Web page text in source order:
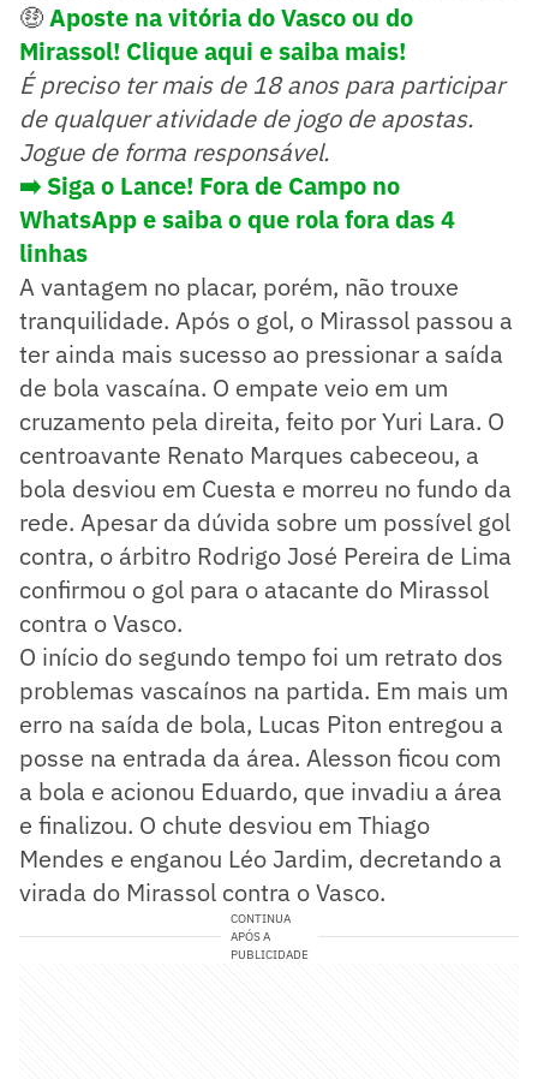
🤑Aposte na vitória do Vasco ou do
Mirassol! Clique aqui e saiba mais!
É preciso ter mais de 18 anos para participar
de qualquer atividade de jogo de apostas.
Jogue de forma responsável.
➡️ Siga o Lance! Fora de Campo no
WhatsApp e saiba o que rola fora das 4
linhas
A vantagem no placar, porém, não trouxe
tranquilidade. Após o gol, o Mirassol passou a
ter ainda mais sucesso ao pressionar a saída
de bola vascaína. O empate veio em um
cruzamento pela direita, feito por Yuri Lara. O
centroavante Renato Marques cabeceou, a
bola desviou em Cuesta e morreu no fundo da
rede. Apesar da dúvida sobre um possível gol
contra, o árbitro Rodrigo José Pereira de Lima
confirmou o gol para o atacante do Mirassol
contra o Vasco.
O início do segundo tempo foi um retrato dos
problemas vascaínos na partida. Em mais um
erro na saída de bola, Lucas Piton entregou a
posse na entrada da área. Alesson ficou com
a bola e acionou Eduardo, que invadiu a área
e finalizou. O chute desviou em Thiago
Mendes e enganou Léo Jardim, decretando a
virada do Mirassol contra o Vasco.
CONTINUA
APÓS A
PUBLICIDADE